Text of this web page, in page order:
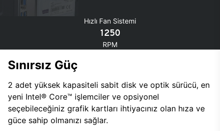
Hızlı Fan Sistemi
1250
RPM
Sınırsız Güç
2 adet yüksek kapasiteli sabit disk ve optik sürücü, en
yeni Intel® Core™ işlemciler ve opsiyonel
seçebileceğiniz grafik kartları ihtiyacınız olan hıza ve
güce sahip olmanızı sağlar.